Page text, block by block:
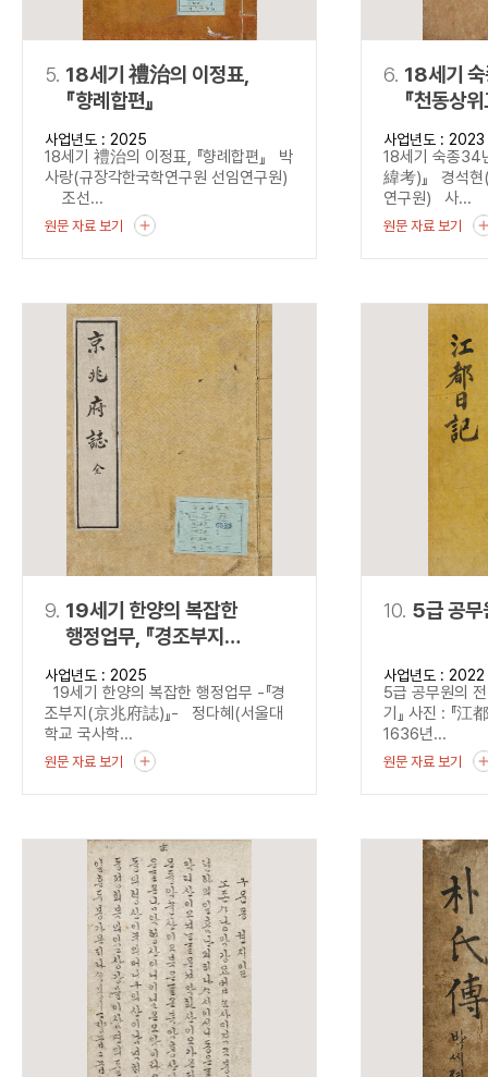
5. 18세기 禮治의 이정표,
『향례합편』
사업년도 : 2025
18세기 禮治의 이정표, 『향례합편』 박
사랑(규장각한국학연구원 선임연구원)
조선...
원문 자료 보기
6. 18세기
『천동상
사업년도 : 2023
18세기 숙종34
緯考)』 경석현
연구원) 사...
원문 자료 보기
9. 19세기 한양의 복잡한
행정업무, 『경조부지
(京兆府誌)』
사업년도 : 2025
19세기 한양의 복잡한 행정업무 -『경
조부지(京兆府誌)』- 정다혜(서울대
학교 국사학...
원문 자료 보기
10. 5급 공무
사업년도 : 2022
5급 공무원의
기』 사진 : 『
1636년...
원문 자료 보기